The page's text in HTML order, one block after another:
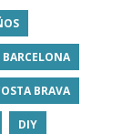
BARCELONA
BRAVA
DIY